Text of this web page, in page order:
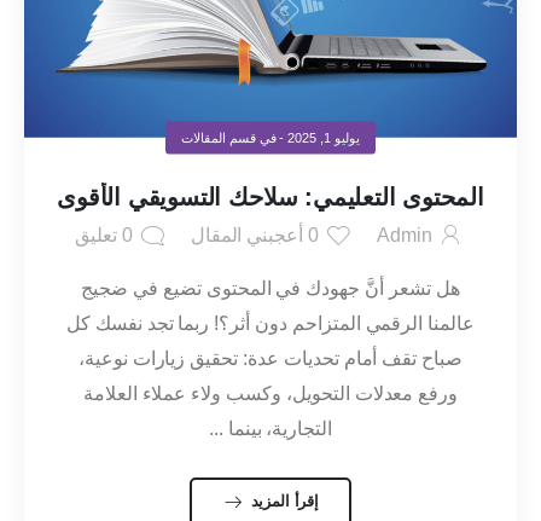
يوليو 1, 2025 - في قسم المقالات
المحتوى التعليمي: سلاحك التسويقي الأقوى
Admin
0أعجبني المقال 0 تعليق
هل تشعر أنَّ جهودك في المحتوى تضيع في ضجيج
عالمنا الرقمي المتزاحم دون أثر؟! ربما تجد نفسك كل
صباح تقف أمام تحديات عدة: تحقيق زيارات نوعية،
ورفع معدلات التحويل، وكسب ولاء عملاء العلامة
التجارية، بينما ...
إقرأ المزيد